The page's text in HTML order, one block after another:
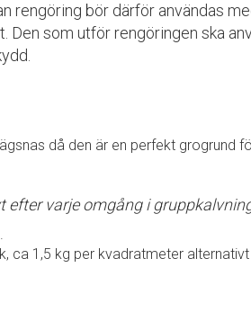
rengöring bör därför användas
Den som utför rengöringen ska
då den är en perfekt grogrund
varje omgång i
ca 1,5 kg per kvadratmeter